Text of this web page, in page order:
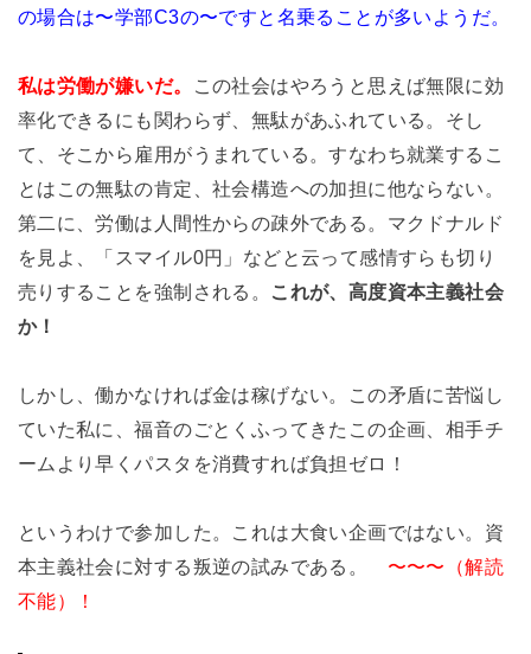
の場合は〜学部C3の〜ですと名乗ることが多いようだ。
私は労働が嫌いだ。
この社会はやろうと思えば無限に効
率化できるにも関わらず、無駄があふれている。そし
て、そこから雇用がうまれている。すなわち就業するこ
とはこの無駄の肯定、社会構造への加担に他ならない。
第二に、労働は人間性からの疎外である。マクドナルド
を見よ、「スマイル0円」などと云って感情すらも切り
売りすることを強制される。
これが、高度資本主義社会
か！
しかし、働かなければ金は稼げない。この矛盾に苦悩し
ていた私に、福音のごとくふってきたこの企画、相手チ
ームより早くパスタを消費すれば負担ゼロ！
というわけで参加した。これは大食い企画ではない。資
本主義社会に対する叛逆の試みである。
〜〜〜（解読
不能）！